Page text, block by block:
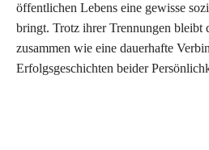
öffentlichen Lebens eine gewisse
bringt. Trotz ihrer Trennungen bleibt
zusammen wie eine dauerhafte
Erfolgsgeschichten beider